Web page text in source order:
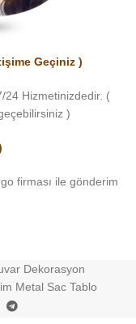
Geçiniz )
24 Hizmetinizdedir. (
)
firması ile gönderim
Dekorasyon
Metal Sac Tablo